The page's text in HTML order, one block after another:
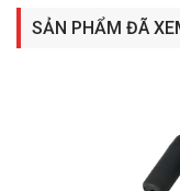
SẢN PHẨM ĐÃ